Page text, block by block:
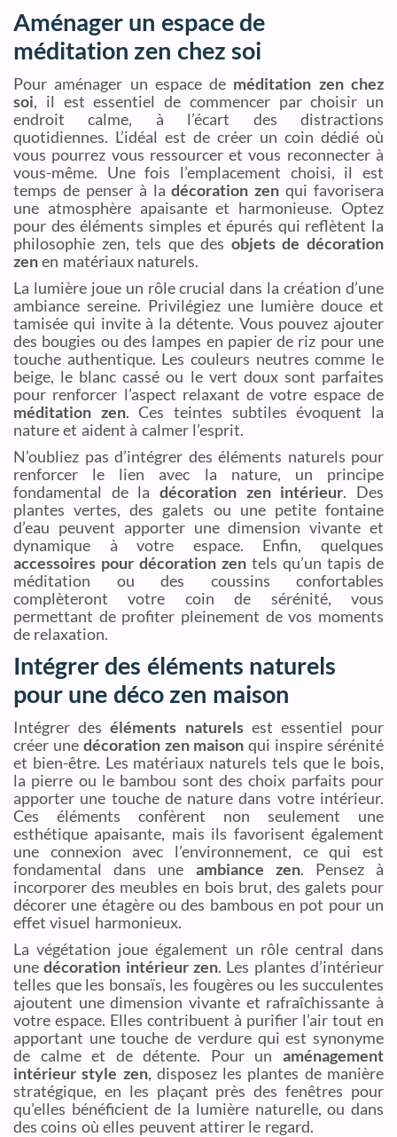
Aménager un espace de
méditation zen chez soi
Pour aménager un espace de méditation zen chez
soi, il est essentiel de commencer par choisir un
endroit calme, à l’écart des distractions
quotidiennes. L’idéal est de créer un coin dédié où
vous pourrez vous ressourcer et vous reconnecter à
vous-même. Une fois l’emplacement choisi, il est
temps de penser à ladécoration zen qui favorisera
une atmosphère apaisante et harmonieuse. Optez
pour des éléments simples et épurés qui reflètent la
philosophie zen, tels que des objets de décoration
zenen matériaux naturels.
La lumière joue un rôle crucial dans la création d’une
ambiance sereine. Privilégiez une lumière douce et
tamisée qui invite à la détente. Vous pouvez ajouter
des bougies ou des lampes en papier de riz pour une
touche authentique. Les couleurs neutres comme le
beige, le blanc cassé ou le vert doux sont parfaites
pour renforcer l’aspect relaxant de votre espace de
méditation zen. Ces teintes subtiles évoquent la
nature et aident à calmer l’esprit.
N’oubliez pas d’intégrer des éléments naturels pour
renforcer le lien avec la nature, un principe
fondamental de la décoration zen intérieur. Des
plantes vertes, des galets ou une petite fontaine
d’eau peuvent apporter une dimension vivante et
dynamique à votre espace. Enfin, quelques
accessoires pour décoration zen tels qu’un tapis de
méditation ou des coussins confortables
complèteront votre coin de sérénité, vous
permettant de profiter pleinement de vos moments
de relaxation.
Intégrer des éléments naturels
pour une déco zen maison
Intégrer deséléments naturelsest essentiel pour
créer une décoration zen maison qui inspire sérénité
et bien-être. Les matériaux naturels tels que le bois,
la pierre ou le bambou sont des choix parfaits pour
apporter une touche de nature dans votre intérieur.
Ces éléments confèrent non seulement une
esthétique apaisante, mais ils favorisent également
une connexion avec l’environnement, ce qui est
fondamental dans une ambiance zen. Pensez à
incorporer des meubles en bois brut, des galets pour
décorer une étagère ou des bambous en pot pour un
effet visuel harmonieux.
La végétation joue également un rôle central dans
unedécoration intérieur zen. Les plantes d’intérieur
telles que les bonsaïs, les fougères ou les succulentes
ajoutent une dimension vivante et rafraîchissante à
votre espace. Elles contribuent à purifier l’air tout en
apportant une touche de verdure qui est synonyme
de calme et de détente. Pour un aménagement
intérieur style zen, disposez les plantes de manière
stratégique, en les plaçant près des fenêtres pour
qu’elles bénéficient de la lumière naturelle, ou dans
des coins où elles peuvent attirer le regard.